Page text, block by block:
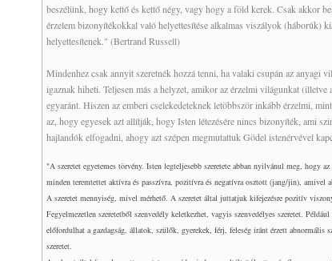
beszélünk, hogy kettő és kettő négy, vagy hogy a föld kerek. Csak akkor
érzelem bizonyítékokkal való helyettesítése alkalmas viszályok (háborúk)
helyettesítenek." (Bertrand Russell)
Mindenhez csak annyit szeretnék hozzá tenni, ha valaki csupán az anyagi
igaznak hiheti. Teljesen más a helyzet, amikor az érzelmi világunkat
egyaránt. Hiszen az emberi cselekedeteknek letöbbször inkább érzelmi,
az, hogy egyesek azt allítják, hogy Isten létezésére nincs bizonyíték, ami
hajlandók elfogadni, ahogy azt szépen megmutattuk Gödel istenérvével
"A szeretet egyetemes törvény. Isten legteljesebb szeretete abban nyilvánul meg,
minden teremtettet aktívra és passzívra, pozitívra és negatívra osztott (jang/jin), amivel
A szeretet mennyiség, mivel mérhető. A szeretet által juttatjuk kifejezésre pozitív
Fegyelmezetlen szeretetből szenvedély keletkezhet, vagyis szenvedélyes szeretet.
előfordulhat a gazdagság, állatok, szülők, gyerekek, férj, feleség iránt érzett
szeretet.